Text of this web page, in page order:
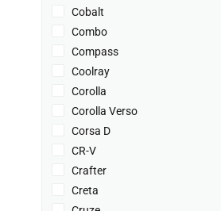
Cobalt
Combo
Compass
Coolray
Corolla
Corolla Verso
Corsa D
CR-V
Crafter
Creta